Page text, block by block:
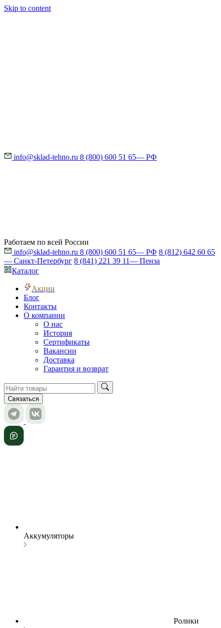
Skip to content
info@sklad-tehno.ru 8 (800) 600 51 65— РФ
Работаем по всей России
info@sklad-tehno.ru 8 (800) 600 51 65— РФ 8 (812) 642 60 65
— Санкт-Петербург 8 (841) 221 39 11— Пенза
Каталог
Акции
Блог
Контакты
О компании
О нас
История
Сертификаты
Вакансии
Доставка
Гарантия и возврат
Связаться
Аккумуляторы
Ролики